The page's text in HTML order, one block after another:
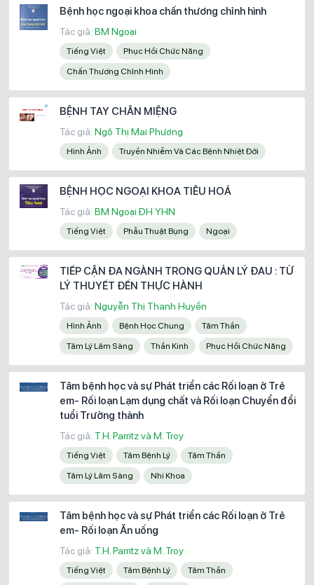
Bệnh học ngoại khoa chấn thương chỉnh hình
Tác giả: BM Ngoại
Tiếng Việt Phục Hồi Chức Năng
Chấn Thương Chỉnh Hình
BỆNH TAY CHÂN MIỆNG
Tác giả: Ngô Thị Mai Phương
Hình Ảnh Truyền Nhiễm Và Các Bệnh Nhiệt Đới
BỆNH HỌC NGOẠI KHOA TIÊU HOÁ
Tác giả: BM Ngoại ĐH YHN
Tiếng Việt Phẫu Thuật Bụng Ngoại
TIẾP CẬN ĐA NGÀNH TRONG QUẢN LÝ ĐAU : TỪ
LÝ THUYẾT ĐẾN THỰC HÀNH
Tác giả: Nguyễn Thị Thanh Huyền
Hình Ảnh Bệnh Học Chung Tâm Thần
Tâm Lý Lâm Sàng Thần Kinh Phục Hồi Chức Năng
Tâm bệnh học và sự Phát triển các Rối loạn ở Trẻ
em- Rối loạn Lạm dụng chất và Rối loạn Chuyển đổi
tuổi Trưởng thành
Tác giả: T.H. Parritz và M. Troy
Tiếng Việt Tâm Bệnh Lý Tâm Thần
Tâm Lý Lâm Sàng Nhi Khoa
Tâm bệnh học và sự Phát triển các Rối loạn ở Trẻ
em- Rối loạn Ăn uống
Tác giả: T.H. Parritz và M. Troy
Tiếng Việt Tâm Bệnh Lý Tâm Thần